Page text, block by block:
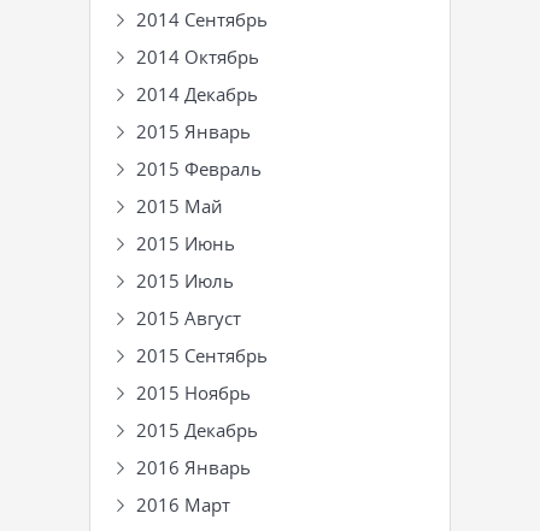
2014 Сентябрь
2014 Октябрь
2014 Декабрь
2015 Январь
2015 Февраль
2015 Май
2015 Июнь
2015 Июль
2015 Август
2015 Сентябрь
2015 Ноябрь
2015 Декабрь
2016 Январь
2016 Март